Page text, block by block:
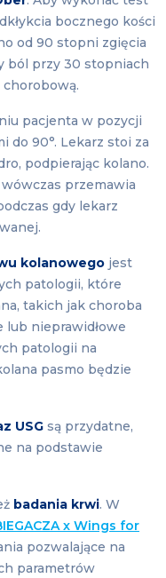
bocznego kości
od 90 stopni zgięcia
ból przy 30 stopniach
pacjenta w pozycji
do 90°. Lekarz stoi za
podpierając kolano.
przemawia
gdy lekarz
kolanowego jest
patologii, które
takich jak choroba
lub nieprawidłowe
patologii na
pasmo będzie
USG są przydatne,
na podstawie
badania krwi. W
x Wings for
pozwalające na
parametrów